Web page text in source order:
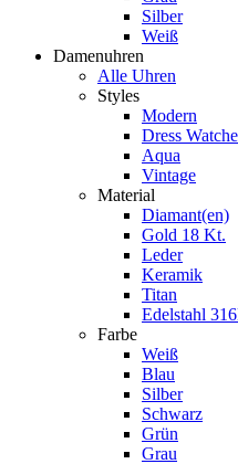
Silber
Weiß
Damenuhren
Alle Uhren
Styles
Modern
Dress
Aqua
Vintage
Material
Diamant(en)
Gold 18 Kt.
Leder
Keramik
Titan
Edelstahl
Farbe
Weiß
Blau
Silber
Schwarz
Grün
Grau